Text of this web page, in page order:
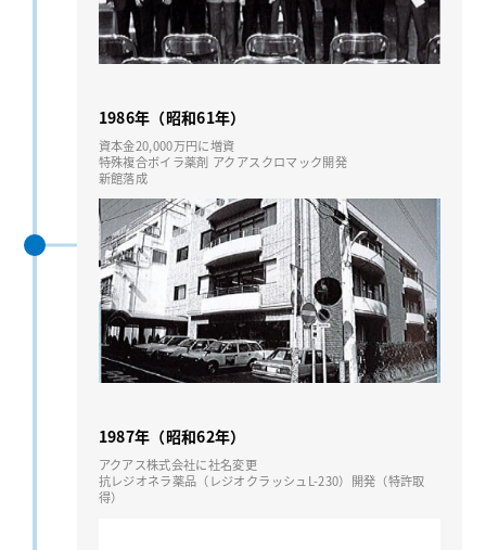
1986年（昭和61年）
資本⾦20,000万円に増資
特殊複合ボイラ薬剤 アクアスクロマック開発
新館落成
1987年（昭和62年）
アクアス株式会社に社名変更
抗レジオネラ薬品（レジオクラッシュL-230）開発（特許取
得）